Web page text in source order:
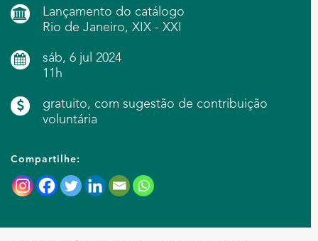
Lançamento do catálogo
Rio de Janeiro, XIX - XXI
sáb, 6 jul 2024
11h
gratuito, com sugestão de contribuição
voluntária
Compartilhe: